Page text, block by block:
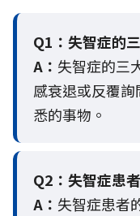
Q1：失智症的
A： 失智症的三
感衰退或反覆
悉的事物。
Q2： 失智症患
A： 失智症患者